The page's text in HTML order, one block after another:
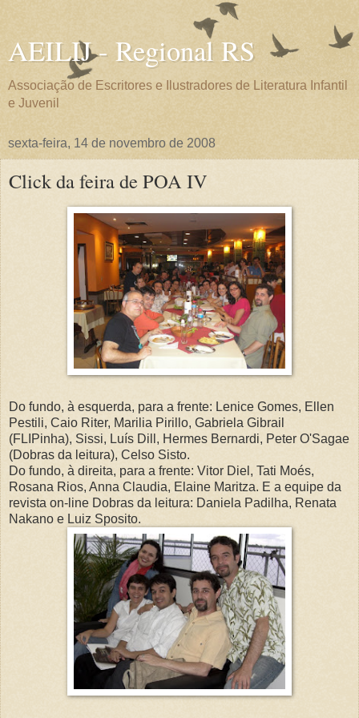
AEILIJ - Regional RS
Associação de Escritores e Ilustradores de Literatura Infantil
e Juvenil
sexta-feira, 14 de novembro de 2008
Click da feira de POA IV
Do fundo, à esquerda, para a frente: Lenice Gomes, Ellen
Pestili, Caio Riter, Marilia Pirillo, Gabriela Gibrail
(FLIPinha), Sissi, Luís Dill, Hermes Bernardi, Peter O'Sagae
(Dobras da leitura), Celso Sisto.
Do fundo, à direita, para a frente: Vitor Diel, Tati Moés,
Rosana Rios, Anna Claudia, Elaine Maritza. E a equipe da
revista on-line Dobras da leitura: Daniela Padilha, Renata
Nakano e Luiz Sposito.